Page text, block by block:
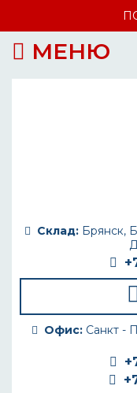
МЕНЮ
Склад:Брянск,
Офис:Санкт -